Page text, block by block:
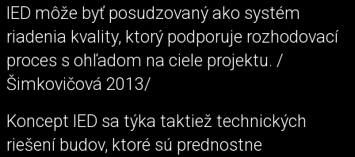
IED môže byť posudzovaný ako systém
riadenia kvality, ktorý podporuje rozhodovací
proces s ohľadom na ciele projektu. /
Šimkovičová 2013/
Koncept IED sa týka taktiež technických
riešení budov, ktoré sú prednostne